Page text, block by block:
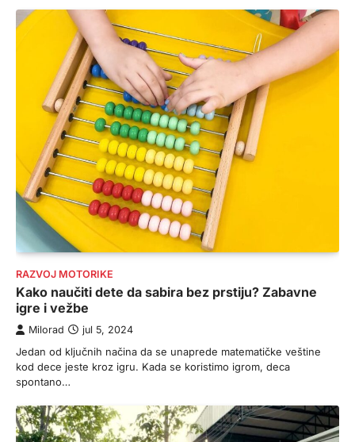
RAZVOJ MOTORIKE
Kako naučiti dete da sabira bez prstiju? Zabavne
igre i vežbe
Milorad jul 5, 2024
Jedan od ključnih načina da se unaprede matematičke veštine
kod dece jeste kroz igru. Kada se koristimo igrom, deca
spontano…